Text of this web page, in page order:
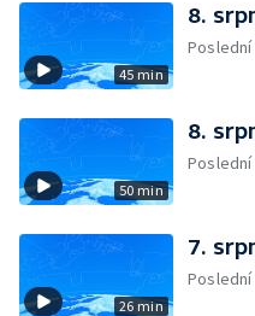
45 min
8.
50 min
8.
26 min
7.